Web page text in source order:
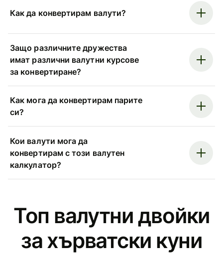
Как да конвертирам валути?
Защо различните дружества
имат различни валутни курсове
за конвертиране?
Как мога да конвертирам парите
си?
Кои валути мога да
конвертирам с този валутен
калкулатор?
Топ валутни двойки
за хърватски куни